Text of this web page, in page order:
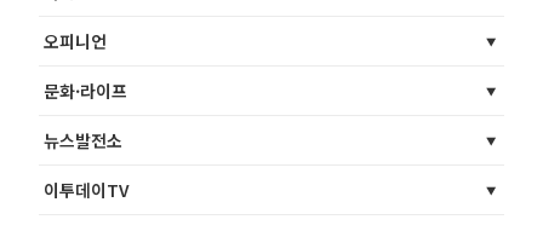
오피니언
문화·라이프
뉴스발전소
이투데이TV